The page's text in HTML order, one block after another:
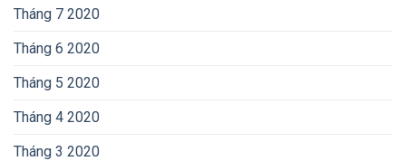
Tháng 7 2020
Tháng 6 2020
Tháng 5 2020
Tháng 4 2020
Tháng 3 2020